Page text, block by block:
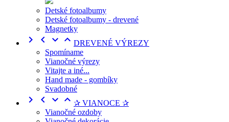
Detské fotoalbumy
Detské fotoalbumy - drevené
Magnetky
    DREVENÉ VÝREZY
Spomíname
Vianočné výrezy
Vitajte a iné...
Hand made - gombíky
Svadobné
    ✰ VIANOCE ✰
Vianočné ozdoby